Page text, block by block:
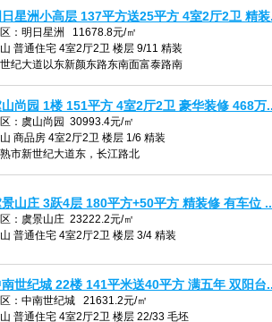
日星洲小高层 137平方送25平方 4室2厅2卫 精
：明日星洲 11678.8元/㎡
普通住宅 4室2厅2卫 楼层 9/11 精装
纪大道以东新颜东路东南面富泰路南
山尚园 1楼 151平方 4室2厅2卫 豪华装修 468万
：虞山尚园 30993.4元/㎡
商品房 4室2厅2卫 楼层 1/6 精装
市新世纪大道东，长江路北
景山庄 3跃4层 180平方+50平方 精装修 有车位
：虞景山庄 23222.2元/㎡
普通住宅 4室2厅2卫 楼层 3/4 精装
世纪城 22楼 141平米送40平方 满五年 双阳台
：中南世纪城 21631.2元/㎡
普通住宅 4室2厅2卫 楼层 22/33 毛坯